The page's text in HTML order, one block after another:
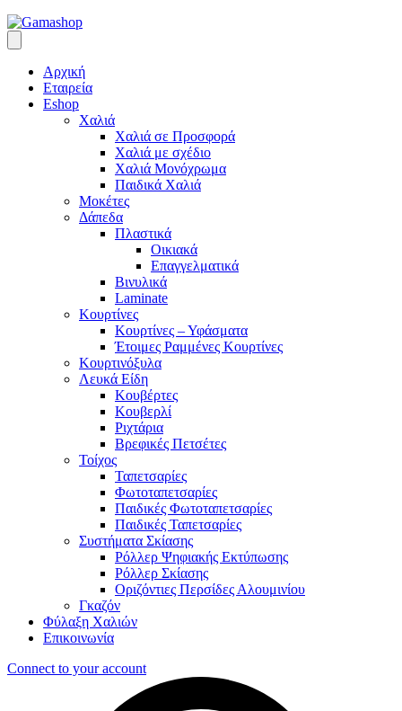
Αρχική
Εταιρεία
Eshop
Χαλιά
Χαλιά σε Προσφορά
Χαλιά με σχέδιο
Χαλιά Μονόχρωμα
Παιδικά Χαλιά
Μοκέτες
Δάπεδα
Πλαστικά
Οικιακά
Επαγγελματικά
Βινυλικά
Laminate
Κουρτίνες
Κουρτίνες – Υφάσματα
Έτοιμες Ραμμένες Κουρτίνες
Κουρτινόξυλα
Λευκά Είδη
Κουβέρτες
Κουβερλί
Ριχτάρια
Βρεφικές Πετσέτες
Τοίχος
Ταπετσαρίες
Φωτοταπετσαρίες
Παιδικές Φωτοταπετσαρίες
Παιδικές Ταπετσαρίες
Συστήματα Σκίασης
Ρόλλερ Ψηφιακής Εκτύπωσης
Ρόλλερ Σκίασης
Οριζόντιες Περσίδες Αλουμινίου
Γκαζόν
Φύλαξη Χαλιών
Επικοινωνία
Connect to your account